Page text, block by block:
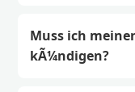
Muss ich
kÃ¼ndigen?